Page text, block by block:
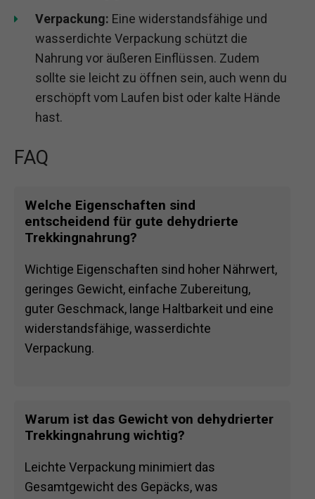
Verpackung: Eine widerstandsfähige und
wasserdichte Verpackung schützt die
Nahrung vor äußeren Einflüssen. Zudem
sollte sie leicht zu öffnen sein, auch wenn du
erschöpft vom Laufen bist oder kalte Hände
hast.
FAQ
Welche Eigenschaften sind
entscheidend für gute dehydrierte
Trekkingnahrung?
Wichtige Eigenschaften sind hoher Nährwert,
geringes Gewicht, einfache Zubereitung,
guter Geschmack, lange Haltbarkeit und eine
widerstandsfähige, wasserdichte
Verpackung.
Warum ist das Gewicht von dehydrierter
Trekkingnahrung wichtig?
Leichte Verpackung minimiert das
Gesamtgewicht des Gepäcks, was